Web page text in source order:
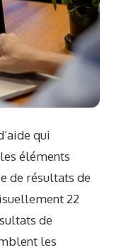
qui
éléments
de résultats de
22
de
les